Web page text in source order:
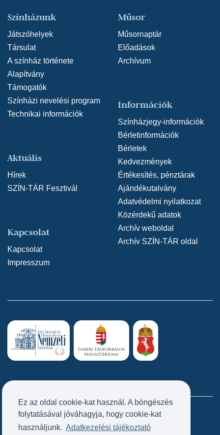
Ez az oldal cookie-kat használ. A böngészés
folytatásával jóváhagyja, hogy cookie-kat
használjunk. Adatkezelési tájékoztató
Színházunk
Játszóhelyek
Társulat
A színház története
Alapítvány
Támogatók
Színházi nevelési program
Technikai információk
Műsor
Műsornaptár
Előadások
Archívum
Aktuális
Hírek
SZÍN-TÁR Fesztivál
Információk
Színházjegy-információk
Bérletinformációk
Bérletek
Kedvezmények
Értékesítés, pénztárak
Ajándékutalvány
Adatvédelmi nyilatkozat
Közérdekű adatok
Archív weboldal
Archív SZÍN-TÁR oldal
Kapcsolat
Kapcsolat
Impresszum
Próbatábla